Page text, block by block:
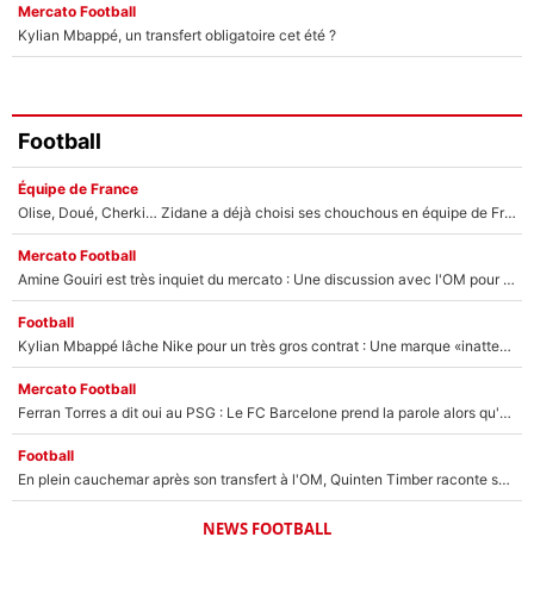
Mercato Football
Kylian Mbappé, un transfert obligatoire cet été ?
Football
Équipe de France
Olise, Doué, Cherki… Zidane a déjà choisi ses chouchous en équipe de France ? L’IA annonce des surprises sans Kylian Mbappé !
Mercato Football
Amine Gouiri est très inquiet du mercato : Une discussion avec l'OM pour acter son transfert !
Football
Kylian Mbappé lâche Nike pour un très gros contrat : Une marque «inattendue» va frapper très fort
Mercato Football
Ferran Torres a dit oui au PSG : Le FC Barcelone prend la parole alors qu'un transfert de l'attaquant espagnol prend forme
Football
En plein cauchemar après son transfert à l'OM, Quinten Timber raconte ses doutes après sa signature à Marseille
NEWS FOOTBALL